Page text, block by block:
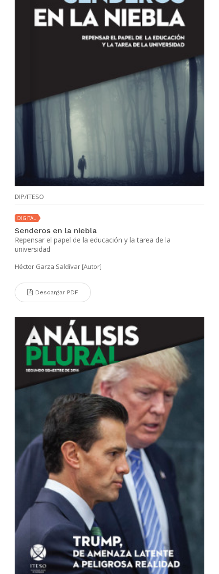
DIP/ITESO
DIGITAL
Senderos en la niebla
Repensar el papel de la educación y la tarea de la
universidad
Héctor Garza Saldívar [Autor]
Descargar PDF